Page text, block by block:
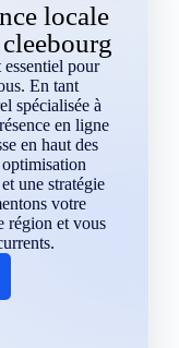
locale
pour
En tant
spécialisée à
en ligne
en haut des
une stratégie
votre
région et vous